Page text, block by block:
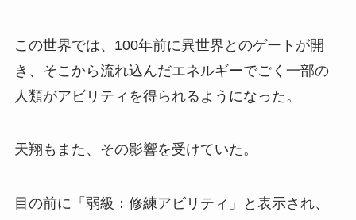
この世界では、100年前に異世界とのゲートが開
き、そこから流れ込んだエネルギーでごく一部の
人類がアビリティを得られるようになった。
天翔もまた、その影響を受けていた。
目の前に「弱級：修練アビリティ」と表示され、